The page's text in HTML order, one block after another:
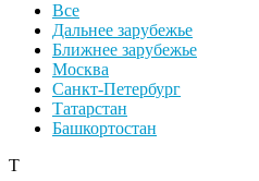
Все
Дальнее зарубежье
Ближнее зарубежье
Москва
Санкт-Петербург
Татарстан
Башкортостан
Т